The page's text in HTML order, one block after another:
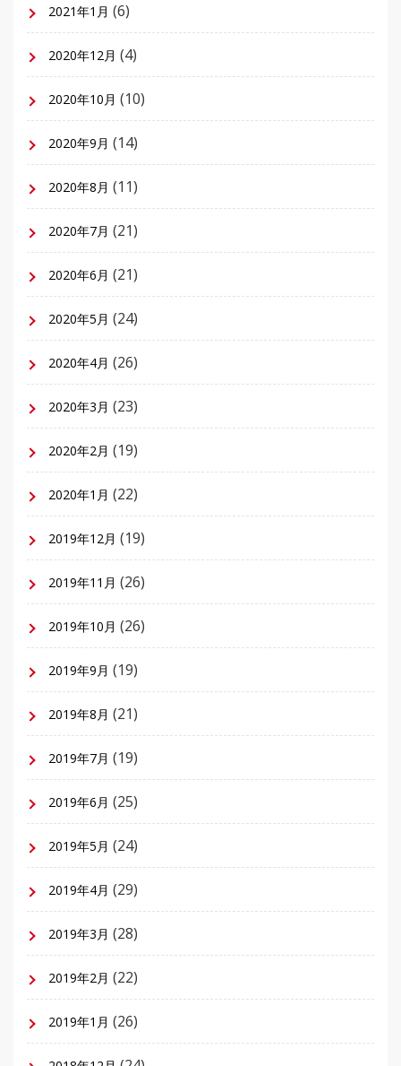
2021年1月 (6)
2020年12月 (4)
2020年10月 (10)
2020年9月 (14)
2020年8月 (11)
2020年7月 (21)
2020年6月 (21)
2020年5月 (24)
2020年4月 (26)
2020年3月 (23)
2020年2月 (19)
2020年1月 (22)
2019年12月 (19)
2019年11月 (26)
2019年10月 (26)
2019年9月 (19)
2019年8月 (21)
2019年7月 (19)
2019年6月 (25)
2019年5月 (24)
2019年4月 (29)
2019年3月 (28)
2019年2月 (22)
2019年1月 (26)